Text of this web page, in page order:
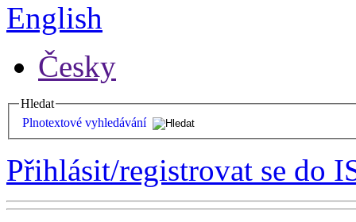
English
Česky
Hledat
Plnotextové vyhledávání
Přihlásit/registrovat se do